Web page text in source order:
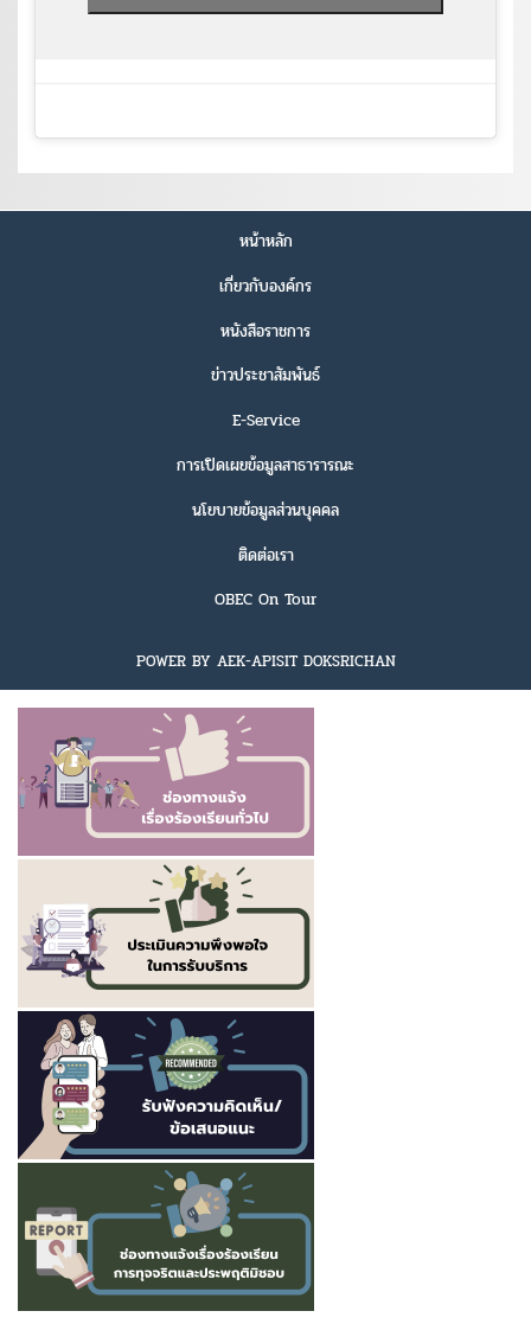
หน้าหลัก
เกี่ยวกับองค์กร
หนังสือราชการ
ข่าวประชาสัมพันธ์
E-Service
การเปิดเผยข้อมูลสาธารารณะ
นโยบายข้อมูลส่วนบุคคล
ติดต่อเรา
OBEC On Tour
POWER BY AEK-APISIT DOKSRICHAN